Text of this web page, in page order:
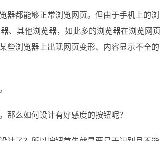
器都能够正常浏览网页。但由于手机上的浏
、其他浏览器，如此多的浏览器在浏览网页
些浏览器上出现网页变形、内容显示不全的
那么如何设计有好感度的按钮呢？